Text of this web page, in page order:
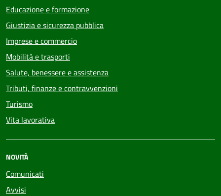
Educazione e formazione
Giustizia e sicurezza pubblica
Imprese e commercio
Mobilità e trasporti
Salute, benessere e assistenza
Tributi, finanze e contravvenzioni
Turismo
Vita lavorativa
NOVITÀ
Comunicati
Avvisi